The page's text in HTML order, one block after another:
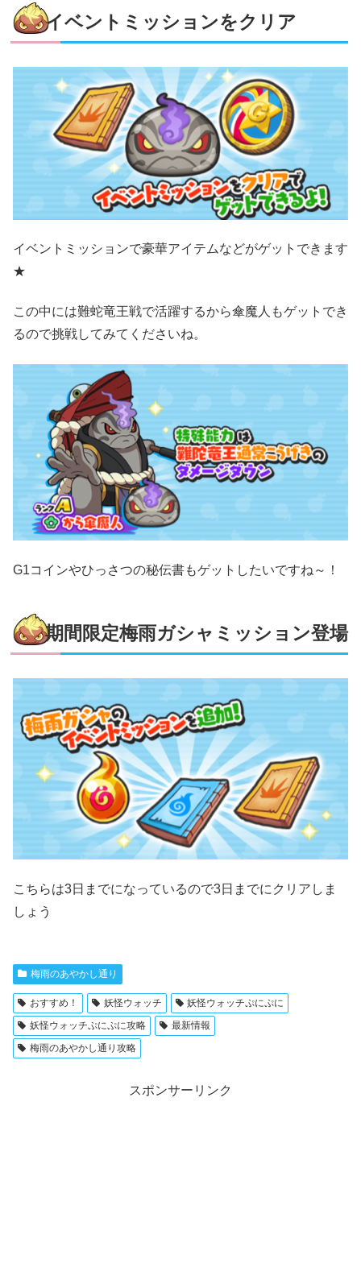
イベントミッションをクリア
イベントミッションで豪華アイテムなどがゲットできます
★
この中には難蛇竜王戦で活躍するから傘魔人もゲットでき
るので挑戦してみてくださいね。
G1コインやひっさつの秘伝書もゲットしたいですね～！
期間限定梅雨ガシャミッション登場
こちらは3日までになっているので3日までにクリアしま
しょう
梅雨のあやかし通り
おすすめ！ 妖怪ウォッチ
妖怪ウォッチぷにぷに
妖怪ウォッチぷにぷに攻略
最新情報
梅雨のあやかし通り攻略
スポンサーリンク